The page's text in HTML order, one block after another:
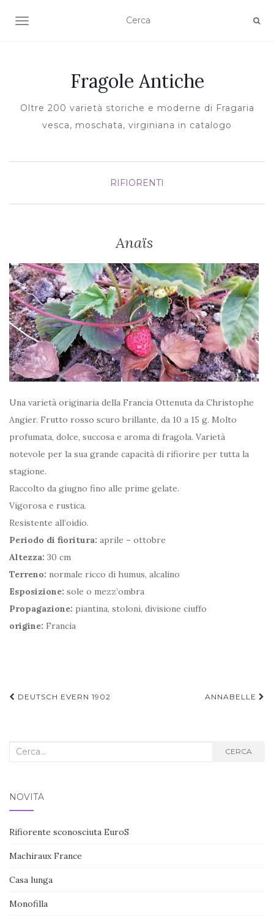
TOGGLE NAVIGATION
Fragole Antiche
Oltre 200 varietà storiche e moderne di Fragaria
vesca, moschata, virginiana in catalogo
RIFIORENTI
Anaïs
Una varietà originaria della Francia Ottenuta da Christophe
Angier. Frutto rosso scuro brillante, da 10 a 15 g. Molto
profumata, dolce, succosa e aroma di fragola. Varietà
notevole per la sua grande capacità di rifiorire per tutta la
stagione.
Raccolto da giugno fino alle prime gelate.
Vigorosa e rustica.
Resistente all’oidio.
Periodo di fioritura: aprile – ottobre
Altezza: 30 cm
Terreno: normale ricco di humus, alcalino
Esposizione: sole o mezz’ombra
Propagazione: piantina, stoloni, divisione ciuffo
origine: Francia
Navigazione
DEUTSCH EVERN 1902 ANNABELLE
Cerca
CERCA
NOVITÀ
Rifiorente sconosciuta EuroS
Machiraux France
Casa lunga
Monofilla